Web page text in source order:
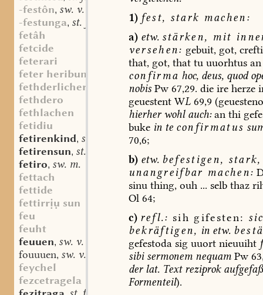
-festôn, sw. v.
-festunga, st. f.
fetâh
fetcide
feterari
feter heribum
fethderlicher
fethdero
fethlachen
fetidiu
fetirenkind, st. n.
fetirensun, st. m.
fetiro, sw. m.
fettach
fettide
fettirrụ sun
feu
feuht
feuuen, sw. v.
fouuuen, sw. v.
feychel
fezcetragela
1) fest, stark machen:
a) etw. stärken, mit
versehen: gebuit,got,crefti
that,got,thattu uuorhtusan
confirma hoc, deus, quod
nobisPw67,29. dieireherze
geuestentWL69,9
hierherwohl auch:anthi
buke inte confirmatus
70,6;
b) etw. befestigen, stark,
unangreifbar machen:
sinuthing,ouh... selbthaz
Ol64;
c) refl.: sih gifesten:
bekräftigen, in etw.
gefestodasig uuortnieuuiht
sibisermonemnequamPw
derlat.Textreziprok
Formenteil).